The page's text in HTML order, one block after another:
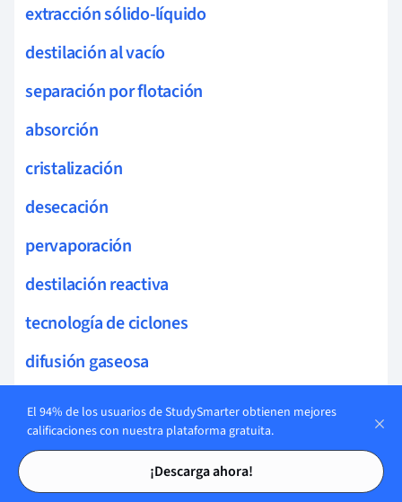
Tarjetas de estudio
Tarjetas de estudio
extracción sólido-líquido
destilación al vacío
separación por flotación
absorción
cristalización
desecación
pervaporación
destilación reactiva
tecnología de ciclones
difusión gaseosa
intercambio iónico
El 94% de los usuarios de StudySmarter obtienen mejores
calificaciones con nuestra plataforma gratuita.
¡Descarga ahora!